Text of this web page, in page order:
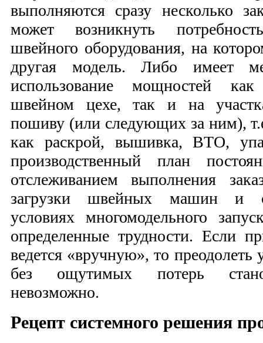
выполняются сразу несколько
может возникнуть
швейного оборудования, на
другая модель. Либо имеет
использование мощностей
швейном цехе, так и на
пошиву (или следующих за ним),
как раскрой, вышивка, ВТО,
производственный план
отслеживанием выполнения
загрузки швейных машин и
условиях многомодельного
определенные трудности. Если
ведется «вручную», то преодолеть
без ощутимых потерь
невозможно.
Рецепт системного решения